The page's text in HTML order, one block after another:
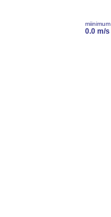
miinimum
0.0 m/s